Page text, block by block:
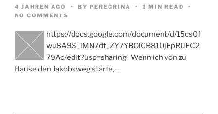
4 JAHREN AGO BY PEREGRINA
1 MIN READ
NO COMMENTS
https://docs.google.com/document/d/15cs0f
wu8A9S_lMN7df_ZY7YBOlCB81OjEpRUFC2
79Ac/edit?usp=sharing Wenn ich von zu
Hause den Jakobsweg starte,…